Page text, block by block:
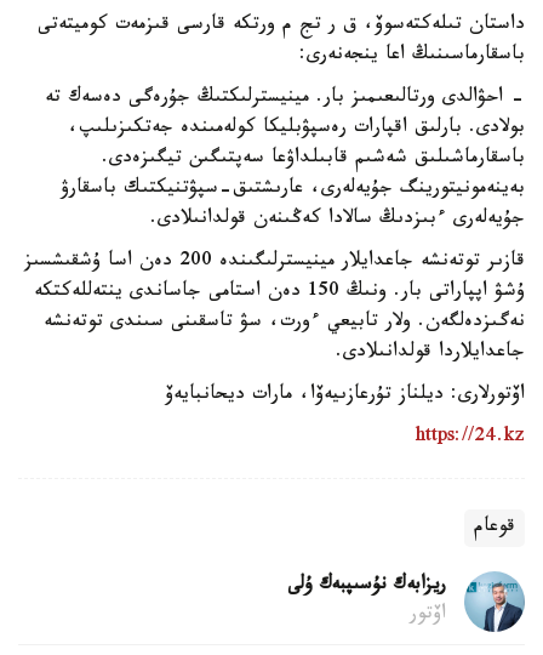
داستان تىلەكتەسوۆ، ق ر تج م ورتكە قارسى قىزمەت كوميتەتى
باسقارماسىنىڭ اعا ينجەنەرى:
- احۋالدى ورتالىعىمىز بار. مينيسترلىكتىڭ جۇرەگى دەسەك تە
بولادى. بارلىق اقپارات رەسپۋبليكا كولەمىندە جەتكىزىلىپ،
باسقارماشىلىق شەشىم قابىلداۋعا سەپتىگىن تيگىزەدى.
بەينەمونيتورينگ جۇيەلەرى، عارىشتىق-سپۋتنيكتىك باسقارۋ
جۇيەلەرى ءبىزدىڭ سالادا كەڭىنەن قولدانىلادى.
قازىر توتەنشە جاعدايلار مينيسترلىگىندە 200 دەن اسا ۇشقىشسىز
ۇشۋ اپپاراتى بار. ونىڭ 150 دەن استامى جاساندى ينتەللەكتكە
نەگىزدەلگەن. ولار تابيعي ءورت، سۋ تاسقىنى سىندى توتەنشە
جاعدايلاردا قولدانىلادى.
اۆتورلارى: ديلناز تۇرعازىيەۆا، مارات ديحانبايەۆ
https://24.kz
قوعام
ريزابەك نۇسىپبەك ۇلى
اۆتور